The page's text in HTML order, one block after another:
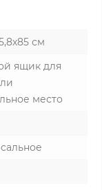
см
ящик для
место